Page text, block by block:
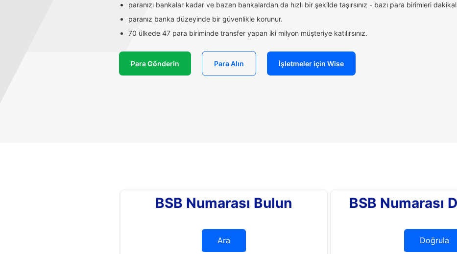
paranızı bankalar kadar ve bazen bankalardan da hızlı bir şekilde taşırsınız - bazı para birimleri
paranız banka düzeyinde bir güvenlikle korunur.
70 ülkede 47 para biriminde transfer yapan iki milyon müşteriye katılırsınız.
Para Gönderin Para Alın İşletmeler için Wise
BSB Numarası Bulun
Ara
BSB Numarası
Doğrula